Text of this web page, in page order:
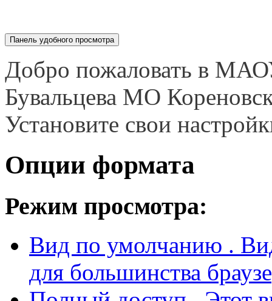
Панель удобного просмотра
Добро пожаловать в
Бувальцева МО
Установите свои
Опции формата
Режим просмотра:
Вид по умолчанию .
для большинства